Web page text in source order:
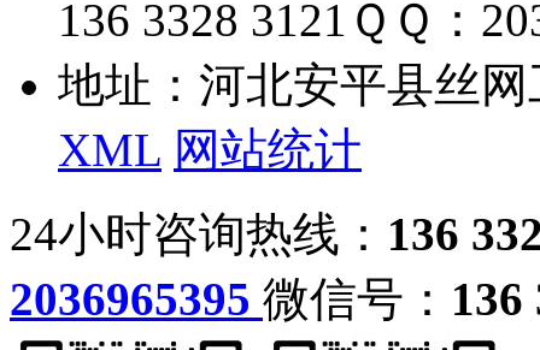
136 3328 3121 ＱＱ：
地址：河北安平县丝
XML 网站统计
24小时咨询热线： 136
2036965395 微信号： 136